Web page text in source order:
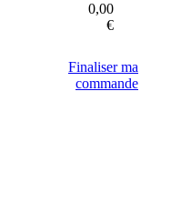
0,00
€
Finaliser ma
commande